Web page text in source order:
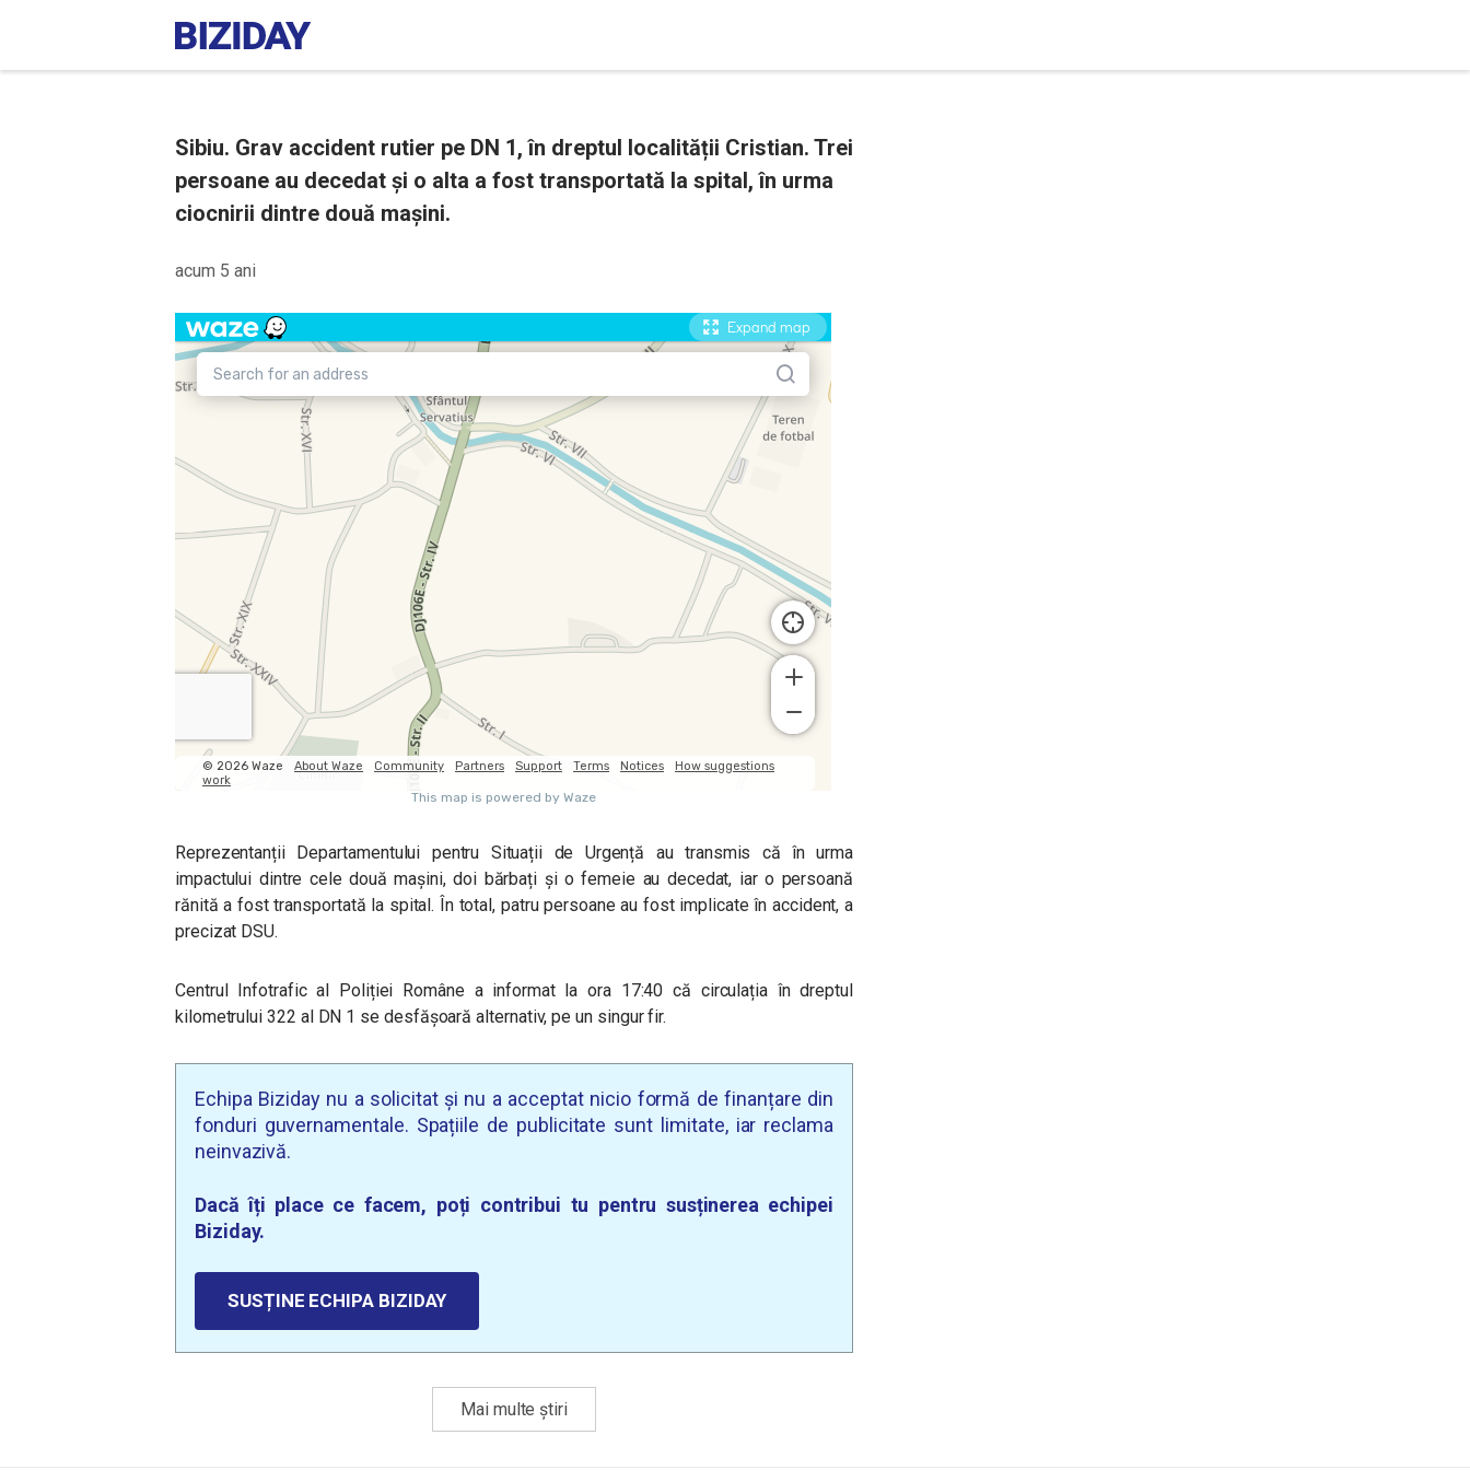
Sibiu. Grav accident rutier pe DN 1, în dreptul localității Cristian. Trei
persoane au decedat și o alta a fost transportată la spital, în urma
ciocnirii dintre două mașini.
acum 5 ani
Reprezentanții Departamentului pentru Situații de Urgență au transmis că în urma
impactului dintre cele două mașini, doi bărbați și o femeie au decedat, iar o persoană
rănită a fost transportată la spital. În total, patru persoane au fost implicate în accident, a
precizat DSU.
Centrul Infotrafic al Poliției Române a informat la ora 17:40 că circulația în dreptul
kilometrului 322 al DN 1 se desfășoară alternativ, pe un singur fir.
Echipa Biziday nu a solicitat și nu a acceptat nicio formă de finanțare din
fonduri guvernamentale. Spațiile de publicitate sunt limitate, iar reclama
neinvazivă.
Dacă îți place ce facem, poți contribui tu pentru susținerea echipei
Biziday.
SUSȚINE ECHIPA BIZIDAY
Mai multe știri